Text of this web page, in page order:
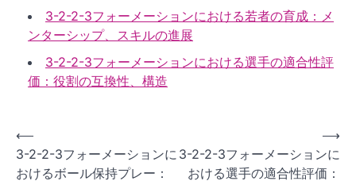
3-2-2-3フォーメーションにおける若者の育成：メ
ンターシップ、スキルの進展
3-2-2-3フォーメーションにおける選手の適合性評
価：役割の互換性、構造
P
o
⟵
3-2-2-3フォーメーションに
おけるボール保持プレー：
3-2-2-3フォーメーションに
おける選手の適合性評価：
⟶